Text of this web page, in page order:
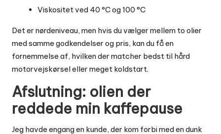
Viskositet ved 40 °C og 100 °C
Det er nørdeniveau, men hvis du vælger mellem to olier
med samme godkendelser og pris, kan du få en
fornemmelse af, hvilken der matcher bedst til hård
motorvejskørsel eller meget koldstart.
Afslutning: olien der
reddede min kaffepause
Jeg havde engang en kunde, der kom forbi med en dunk